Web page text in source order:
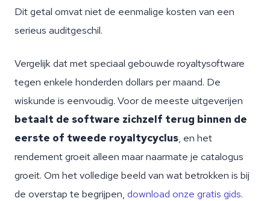
Dit getal omvat niet de eenmalige kosten van een
serieus auditgeschil.
Vergelijk dat met speciaal gebouwde royaltysoftware
tegen enkele honderden dollars per maand. De
wiskunde is eenvoudig. Voor de meeste uitgeverijen
betaalt de software zichzelf terug binnen de
eerste of tweede royaltycyclus, en het
rendement groeit alleen maar naarmate je catalogus
groeit. Om het volledige beeld van wat betrokken is bij
de overstap te begrijpen, download onze gratis gids.